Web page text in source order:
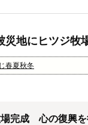
地にヒツジ牧
春夏秋冬
完成 心の復興を